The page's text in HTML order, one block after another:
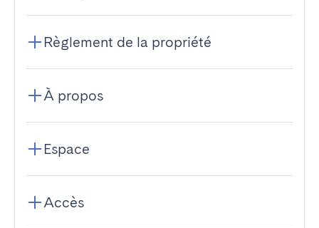
Règlement de la propriété
À propos
Espace
Accès